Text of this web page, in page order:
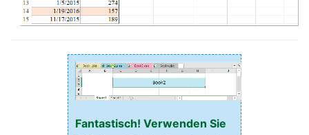
Fantastisch! Verwenden Sie